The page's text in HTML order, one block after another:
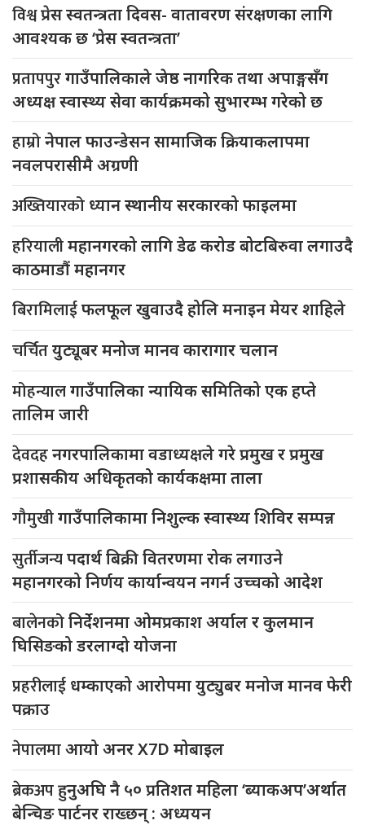
विश्वप्रेस स्वतन्त्रता दिवस- वातावरण संरक्षणका लागि
आवश्यक छ ‘प्रेस स्वतन्त्रता’
प्रतापपुरगाउँपालिकाले जेष्ठ नागरिक तथा अपाङ्गसँग
अध्यक्ष स्वास्थ्य सेवा कार्यक्रमको सुभारम्भ गरेको छ
हाम्रोनेपाल फाउन्डेसन सामाजिक क्रियाकलापमा
नवलपरासीमै अग्रणी
अख्तियारको ध्यान स्थानीय सरकारको फाइलमा
हरियालीमहानगरको लागि डेढ करोड बोटबिरुवा लगाउदै
काठमाडौं महानगर
बिरामिलाईफलफूल खुवाउदै होलि मनाइन मेयर शाहिले
चर्चितयुट्यूबर मनोज मानव कारागार चलान
मोहन्यालगाउँपालिका न्यायिक समितिको एक हप्ते
तालिम जारी
देवदहनगरपालिकामा वडाध्यक्षले गरे प्रमुख र प्रमुख
प्रशासकीय अधिकृतको कार्यकक्षमा ताला
गौमुखीगाउँपालिकामा निशुल्क स्वास्थ्य शिविर सम्पन्न
सुर्तीजन्यपदार्थ बिक्री वितरणमा रोक लगाउने
महानगरको निर्णय कार्यान्वयन नगर्न उच्चको आदेश
बालेनकोनिर्देशनमा ओमप्रकाश अर्याल र कुलमान
घिसिङको डरलाग्दो योजना
प्रहरीलाई धम्काएको आरोपमा युट्युबर मनोज मानव फेरी
पक्राउ
नेपालमाआयो अनर X7D मोबाइल
ब्रेकअपहुनुअघि नै ५० प्रतिशत महिला ‘ब्याकअप’अर्थात
बेन्चिङ पार्टनर राख्छन् : अध्ययन